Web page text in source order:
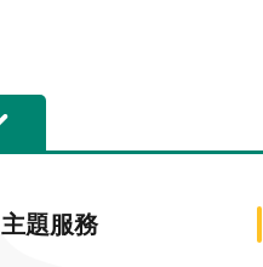
主題服務